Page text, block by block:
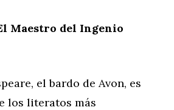
Maestro del Ingenio
el bardo de Avon, es
los literatos más